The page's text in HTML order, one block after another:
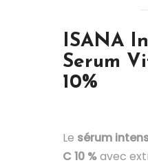
ISANA
Serum
10%
Le sérum
C 10 %avec